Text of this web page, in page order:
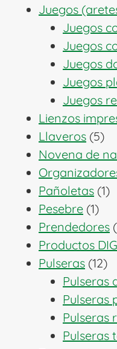
Juegos
Juegos
Juegos
Juegos
Juegos
Juegos
Lienzos
Llaveros 55
Novena de
Pañoletas 11
Pesebre 11
Prendedores
Productos
Pulseras 1212
Pulseras
Pulseras
Pulseras
Pulseras